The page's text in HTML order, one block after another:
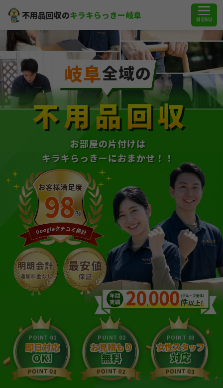
不用品回収のキラキらっきー岐阜 MENU
岐阜全域の
不用品回収
お部屋の片付けは
キラキらっきーにおまかせ！！
POINT 01
即日対応
OK!
POINT 02
お見積もり
無料
POINT 03
女性スタッフ
対応